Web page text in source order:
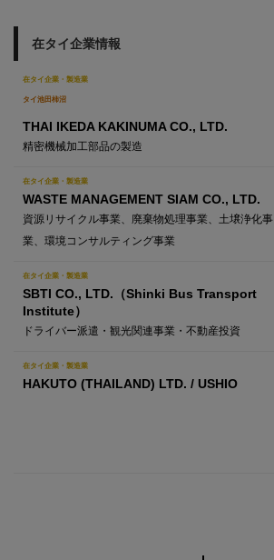
在タイ企業情報
在タイ企業・製造業
タイ池田柿沼
THAI IKEDA KAKINUMA CO., LTD.
精密機械加工部品の製造
在タイ企業・製造業
WASTE MANAGEMENT SIAM CO., LTD.
資源リサイクル事業、廃棄物処理事業、土壌浄化事
業、環境コンサルティング事業
在タイ企業・製造業
SBTI CO., LTD.（Shinki Bus Transport
Institute）
ドライバー派遣・観光関連事業・不動産投資
在タイ企業・製造業
HAKUTO (THAILAND) LTD. / USHIO